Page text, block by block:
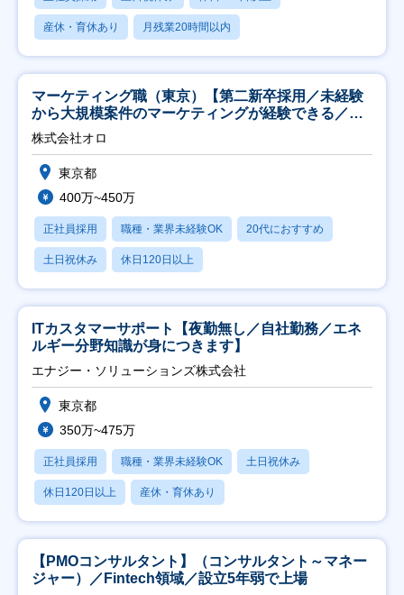
産休・育休あり 月残業20時間以内
マーケティング職（東京）【第二新卒採用／未経験
から大規模案件のマーケティングが経験できる／研
修充実】
株式会社オロ
東京都
400万~450万
正社員採用 職種・業界未経験OK 20代におすすめ
土日祝休み 休日120日以上
ITカスタマーサポート【夜勤無し／自社勤務／エネ
ルギー分野知識が身につきます】
エナジー・ソリューションズ株式会社
東京都
350万~475万
正社員採用 職種・業界未経験OK 土日祝休み
休日120日以上 産休・育休あり
【PMOコンサルタント】（コンサルタント～マネー
ジャー）／Fintech領域／設立5年弱で上場